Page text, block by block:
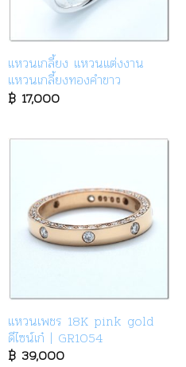
แหวนเกลี้ยง แหวนแต่งงาน
แหวนเกลี้ยงทองคำขาว
฿17,000
แหวนเพชร 18K pink gold
ดีไซน์เก๋ | GR1054
฿39,000